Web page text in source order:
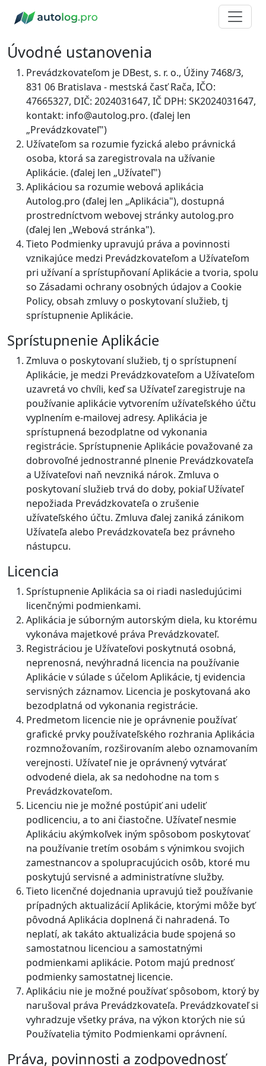
Úvodné ustanovenia
Prevádzkovateľom je DBest, s. r. o., Úžiny 7468/3,
831 06 Bratislava - mestská časť Rača, IČO:
47665327, DIČ: 2024031647, IČ DPH: SK2024031647,
kontakt: info@autolog.pro. (ďalej len
„Prevádzkovateľ")
Užívateľom sa rozumie fyzická alebo právnická
osoba, ktorá sa zaregistrovala na užívanie
Aplikácie. (ďalej len „Užívateľ")
Aplikáciou sa rozumie webová aplikácia
Autolog.pro (ďalej len „Aplikácia"), dostupná
prostredníctvom webovej stránky autolog.pro
(ďalej len „Webová stránka").
Tieto Podmienky upravujú práva a povinnosti
vznikajúce medzi Prevádzkovateľom a Užívateľom
pri užívaní a sprístupňovaní Aplikácie a tvoria, spolu
so Zásadami ochrany osobných údajov a Cookie
Policy, obsah zmluvy o poskytovaní služieb, tj
sprístupnenie Aplikácie.
Sprístupnenie Aplikácie
Zmluva o poskytovaní služieb, tj o sprístupnení
Aplikácie, je medzi Prevádzkovateľom a Užívateľom
uzavretá vo chvíli, keď sa Užívateľ zaregistruje na
používanie aplikácie vytvorením užívateľského účtu
vyplnením e-mailovej adresy. Aplikácia je
sprístupnená bezodplatne od vykonania
registrácie. Sprístupnenie Aplikácie považované za
dobrovoľné jednostranné plnenie Prevádzkovateľa
a Užívateľovi naň nevzniká nárok. Zmluva o
poskytovaní služieb trvá do doby, pokiaľ Užívateľ
nepožiada Prevádzkovateľa o zrušenie
užívateľského účtu. Zmluva ďalej zaniká zánikom
Užívateľa alebo Prevádzkovateľa bez právneho
nástupcu.
Licencia
Sprístupnenie Aplikácia sa oi riadi nasledujúcimi
licenčnými podmienkami.
Aplikácia je súborným autorským diela, ku ktorému
vykonáva majetkové práva Prevádzkovateľ.
Registráciou je Užívateľovi poskytnutá osobná,
neprenosná, nevýhradná licencia na používanie
Aplikácie v súlade s účelom Aplikácie, tj evidencia
servisných záznamov. Licencia je poskytovaná ako
bezodplatná od vykonania registrácie.
Predmetom licencie nie je oprávnenie používať
grafické prvky používateľského rozhrania Aplikácia
rozmnožovaním, rozširovaním alebo oznamovaním
verejnosti. Užívateľ nie je oprávnený vytvárať
odvodené diela, ak sa nedohodne na tom s
Prevádzkovateľom.
Licenciu nie je možné postúpiť ani udeliť
podlicenciu, a to ani čiastočne. Užívateľ nesmie
Aplikáciu akýmkoľvek iným spôsobom poskytovať
na používanie tretím osobám s výnimkou svojich
zamestnancov a spolupracujúcich osôb, ktoré mu
poskytujú servisné a administratívne služby.
Tieto licenčné dojednania upravujú tiež používanie
prípadných aktualizácií Aplikácie, ktorými môže byť
pôvodná Aplikácia doplnená či nahradená. To
neplatí, ak takáto aktualizácia bude spojená so
samostatnou licenciou a samostatnými
podmienkami aplikácie. Potom majú prednosť
podmienky samostatnej licencie.
Aplikáciu nie je možné používať spôsobom, ktorý by
narušoval práva Prevádzkovateľa. Prevádzkovateľ si
vyhradzuje všetky práva, na výkon ktorých nie sú
Používatelia týmito Podmienkami oprávnení.
Práva, povinnosti a zodpovednosť